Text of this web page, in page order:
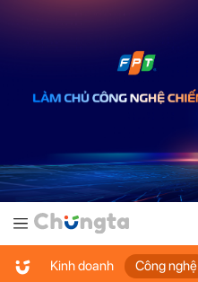
Kinh doanh Công nghệ